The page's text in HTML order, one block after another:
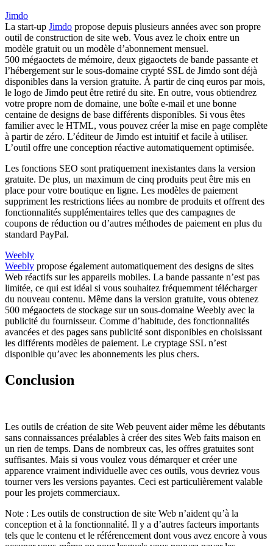
Jimdo
La start-up Jimdo propose depuis plusieurs années avec son propre
outil de construction de site web. Vous avez le choix entre un
modèle gratuit ou un modèle d’abonnement mensuel.
500 mégaoctets de mémoire, deux gigaoctets de bande passante et
l’hébergement sur le sous-domaine crypté SSL de Jimdo sont déjà
disponibles dans la version gratuite. À partir de cinq euros par mois,
le logo de Jimdo peut être retiré du site. En outre, vous obtiendrez
votre propre nom de domaine, une boîte e-mail et une bonne
centaine de designs de base différents disponibles. Si vous êtes
familier avec le HTML, vous pouvez créer la mise en page complète
à partir de zéro. L’éditeur de Jimdo est intuitif et facile à utiliser.
L’outil offre une conception réactive automatiquement optimisée.
Les fonctions SEO sont pratiquement inexistantes dans la version
gratuite. De plus, un maximum de cinq produits peut être mis en
place pour votre boutique en ligne. Les modèles de paiement
suppriment les restrictions liées au nombre de produits et offrent des
fonctionnalités supplémentaires telles que des campagnes de
coupons de réduction ou d’autres méthodes de paiement en plus du
standard PayPal.
Weebly
Weebly propose également automatiquement des designs de sites
Web réactifs sur les appareils mobiles. La bande passante n’est pas
limitée, ce qui est idéal si vous souhaitez fréquemment télécharger
du nouveau contenu. Même dans la version gratuite, vous obtenez
500 mégaoctets de stockage sur un sous-domaine Weebly avec la
publicité du fournisseur. Comme d’habitude, des fonctionnalités
avancées et des pages sans publicité sont disponibles en choisissant
les différents modèles de paiement. Le cryptage SSL n’est
disponible qu’avec les abonnements les plus chers.
Conclusion
Les outils de création de site Web peuvent aider même les débutants
sans connaissances préalables à créer des sites Web faits maison en
un rien de temps. Dans de nombreux cas, les offres gratuites sont
suffisantes. Mais si vous voulez vous démarquer et créer une
apparence vraiment individuelle avec ces outils, vous devriez vous
tourner vers les versions payantes. Ceci est particulièrement valable
pour les projets commerciaux.
Note : Les outils de construction de site Web n’aident qu’à la
conception et à la fonctionnalité. Il y a d’autres facteurs importants
tels que le contenu et le référencement dont vous avez encore à vous